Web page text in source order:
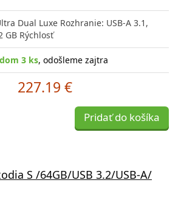
Dual Luxe Rozhranie: USB-A 3.1,
GB Rýchlosť
3 ks, odošleme zajtra
227.19 €
Pridať do košíka
S /64GB/USB 3.2/USB-A/